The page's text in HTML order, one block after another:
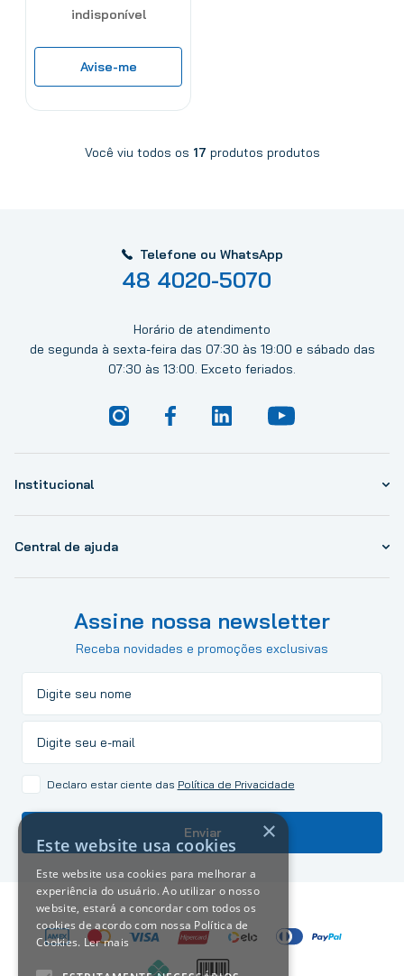
indisponível
Avise-me
Você viu todos os 17 produtos
Telefone ou WhatsApp
48 4020-5070
Horário de atendimento
de segunda à sexta-feira das 07:30 às 19:00 e sábado das
07:30 às 13:00. Exceto feriados.
Institucional
Central de ajuda
Assine nossa newsletter
Receba novidades e promoções exclusivas
Declaro estar ciente das Política de Privacidade
Enviar ×
Este website usa cookies
Este website usa cookies para melhorar a
experiência do usuário. Ao utilizar o nosso
website, estará a concordar com todos os
cookies de acordo com nossa Política de
Cookies. Ler mais